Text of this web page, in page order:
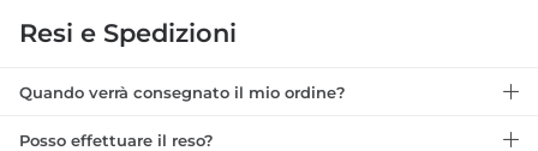
Resi e Spedizioni
Quando verrà consegnato il mio ordine?
Posso effettuare il reso?